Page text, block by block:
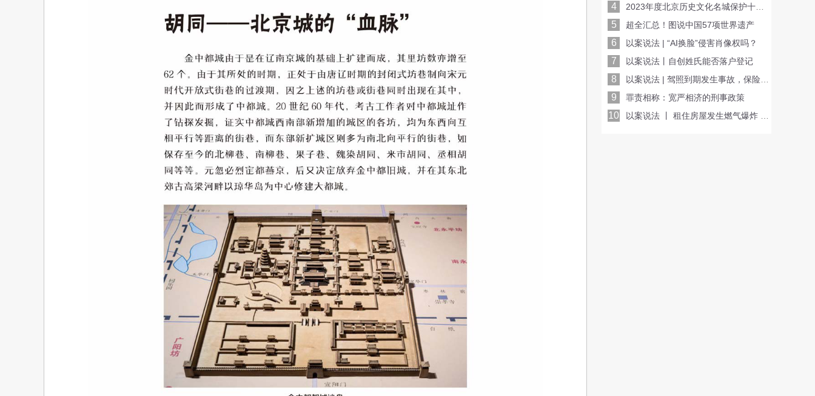
4 2023年度北京历史文化名城保护十大看点
5 超全汇总！图说中国57项世界遗产
6 以案说法 | “AI换脸”侵害肖像权吗？
7 以案说法丨自创姓氏能否落户登记
8 以案说法 | 驾照到期发生事故，保险公司会赔偿吗？
9 罪责相称：宽严相济的刑事政策
10 以案说法 丨 租住房屋发生燃气爆炸 谁担责？